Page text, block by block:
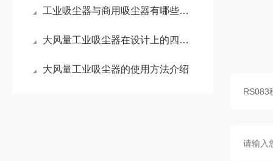
工业吸尘器与商用吸尘器有哪些区别？
大风量工业吸尘器在设计上的四个特点
大风量工业吸尘器的使用方法介绍